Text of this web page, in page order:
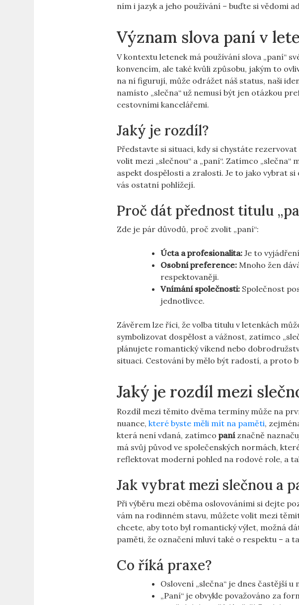
ním i jazyk a jeho používání – buďte si vědomi
Význam slova paní v
V kontextu letenek má používání slova „paní“
konvencím, ale také kvůli způsobu, jakým to
na ní figurují, může odrážet náš status, naši
namísto „slečna“ už nemusí být jen otázkou
cestovními kancelářemi.
Jaký je rozdíl?
Představte si situaci, kdy si chystáte
volit mezi „slečnou“ a „paní“. Zatímco
aspekt dospělosti a zralosti. Je to jako vybrat
vás ostatní pohlížejí.
Proč dát přednost titulu
Zde je pár důvodů, proč zvolit „paní“:
Úcta a profesionalita: Je to
Osobní preference: Mnoho žen
respektovaněji.
Vnímání společnosti: Společnost
jednotlivce.
Závěrem lze říci, že volba titulu v letenkách
symbolizovat dospělost a vážnost, zatímco
plánujete romantický víkend nebo
situaci. Cestování by mělo být radostí, a proto
Jaký je rozdíl mezi
Rozdíl mezi těmito dvěma termíny může na
nuance,které byste měli mít na paměti,
která není vdaná, zatímcopaníznačně
má svůj původ ve společenských normách,
reflektovat moderní pohled na rodové role, a
Jak vybrat mezi slečnou a
Při výběru mezi oběma oslovováními si dejte
vám na rodinném stavu, můžete volit mezi
chcete, aby toto byl romantický výlet, možná
paměti, že označení mluví také o respektu – a
Co říká praxe?
Oslovení „slečna“ je dnes častější u
„Paní“ je obvykle považováno za